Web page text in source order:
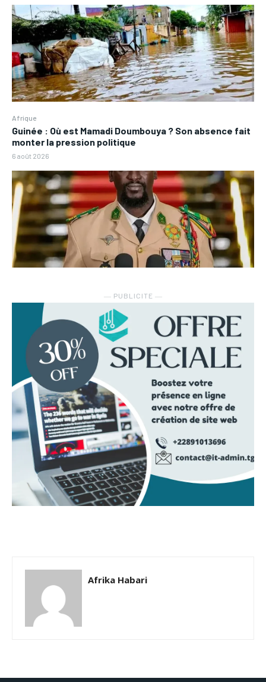
Afrique
Guinée : Où est Mamadi Doumbouya ? Son absence fait
monter la pression politique
6 août 2026
― PUBLICITE ―
Afrika Habari